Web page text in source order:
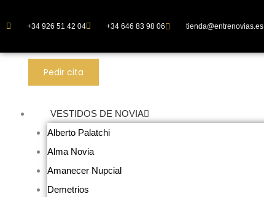
al
+34 926 51 42 04 +34 646 83 98 06 tienda@entrenovias.es
VESTIDOS DE NOVIA
Alberto Palatchi
Alma Novia
Amanecer Nupcial
Demetrios
Pedir cita